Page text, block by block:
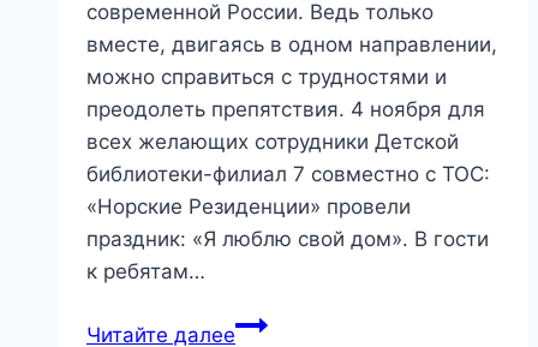
современной России. Ведь только
вместе, двигаясь в одном направлении,
можно справиться с трудностями и
преодолеть препятствия. 4 ноября для
всех желающих сотрудники Детской
библиотеки-филиал 7 совместно с ТОС:
«Норские Резиденции» провели
праздник: «Я люблю свой дом». В гости
к ребятам…
Читайте далее«Я люблю